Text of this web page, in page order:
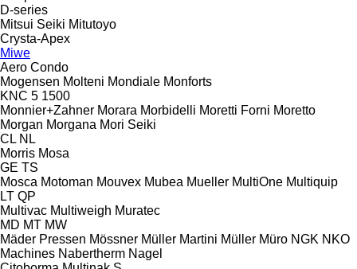
D-series
Mitsui Seiki Mitutoyo
Crysta-Apex
Miwe
Aero Condo
Mogensen Molteni Mondiale Monforts
KNC 5 1500
Monnier+Zahner Morara Morbidelli Moretti Forni Moretto
Morgan Morgana Mori Seiki
CL NL
Morris Mosa
GE TS
Mosca Motoman Mouvex Mubea Mueller MultiOne Multiquip
LT QP
Multivac Multiweigh Muratec
MD MT MW
Mäder Pressen Mössner Müller Martini Müller Müro NGK NKO
Machines Nabertherm Nagel